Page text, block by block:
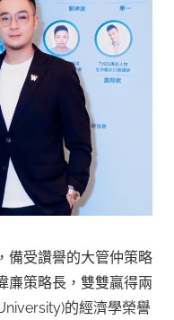
備受讚譽的大管仲策略
亷策略長，雙雙贏得兩
的經濟學榮譽